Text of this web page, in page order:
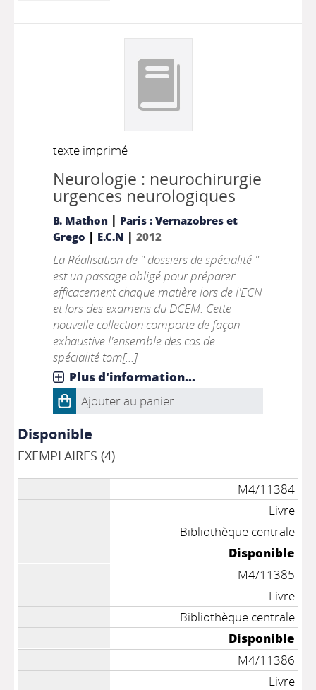
texte imprimé
Neurologie : neurochirurgie
urgences neurologiques
B. Mathon | Paris : Vernazobres et
Grego | E.C.N | 2012
La Réalisation de " dossiers de spécialité "
est un passage obligé pour préparer
efficacement chaque matière lors de l'ECN
et lors des examens du DCEM. Cette
nouvelle collection comporte de façon
exhaustive l'ensemble des cas de
spécialité tom[...]
Plus d'information...
Ajouter au panier
Disponible
EXEMPLAIRES (4)
M4/11384
Livre
Bibliothèque centrale
Disponible
M4/11385
Livre
Bibliothèque centrale
Disponible
M4/11386
Livre